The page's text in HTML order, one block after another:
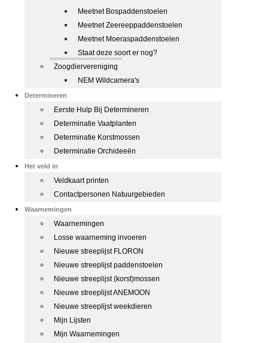
Meetnet Bospaddenstoelen
Meetnet Zeereeppaddenstoelen
Meetnet Moeraspaddenstoelen
Staat deze soort er nog?
Zoogdiervereniging
NEM Wildcamera's
Determineren
Eerste Hulp Bij Determineren
Determinatie Vaatplanten
Determinatie Korstmossen
Determinatie Orchideeën
Het veld in
Veldkaart printen
Contactpersonen Natuurgebieden
Waarnemingen
Waarnemingen
Losse waarneming invoeren
Nieuwe streeplijst FLORON
Nieuwe streeplijst paddenstoelen
Nieuwe streeplijst (korst)mossen
Nieuwe streeplijst ANEMOON
Nieuwe streeplijst weekdieren
Mijn Lijsten
Mijn Waarnemingen